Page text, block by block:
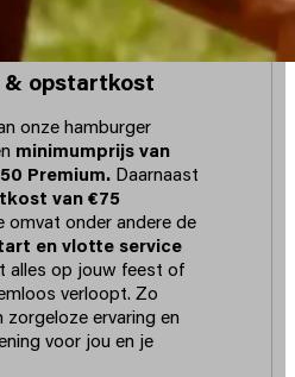
& opstartkost
onze hamburger
minimumprijs van
Premium. Daarnaast
van €75
omvat onder andere de
en vlotte service
alles op jouw feest of
verloopt. Zo
zorgeloze ervaring en
voor jou en je